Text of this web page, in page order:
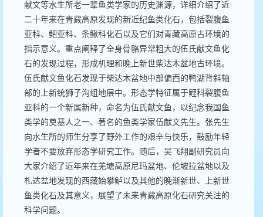
献文等水生所老一辈鱼类学家的历史渊源，详细介绍了近
二十年来在青藏高原发现的新近纪鱼类化石，包括裂腹鱼
亚科、鲃亚科、条鳅科化石以及它们对青藏高原古环境的
指示意义。重点阐释了全身骨骼异常粗大的伍氏献文鱼化
石的发现过程，形成机理和晚上新世柴达木盆地古环境。
伍氏献文鱼化石发现于柴达木盆地中部偏西的鸭湖背斜轴
部的上新统狮子沟组地层中。形态学特征属于鲤科裂腹鱼
亚科的一个新属新种，命名为伍氏献文鱼，以纪念我国鱼
类学的奠基人之一、著名的鱼类学家伍献文先生。张先生
向水生所的师生分享了野外工作的艰辛与快乐，鼓励年轻
学者不要放弃形态学研究工作。随后，吴飞翔副研究员向
大家介绍了近年来在羌塘高原尼玛盆地、伦坡拉盆地以及
札达盆地发现的西藏始攀鲈以及其他的晚渐新世、上新世
鱼类化石及其意义，展望了未来青藏高原化石研究关注的
科学问题。